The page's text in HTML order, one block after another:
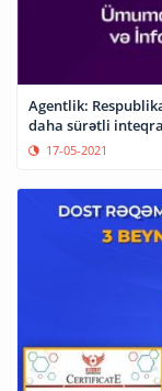
Agentlik:
daha sürətli
17-05-2021